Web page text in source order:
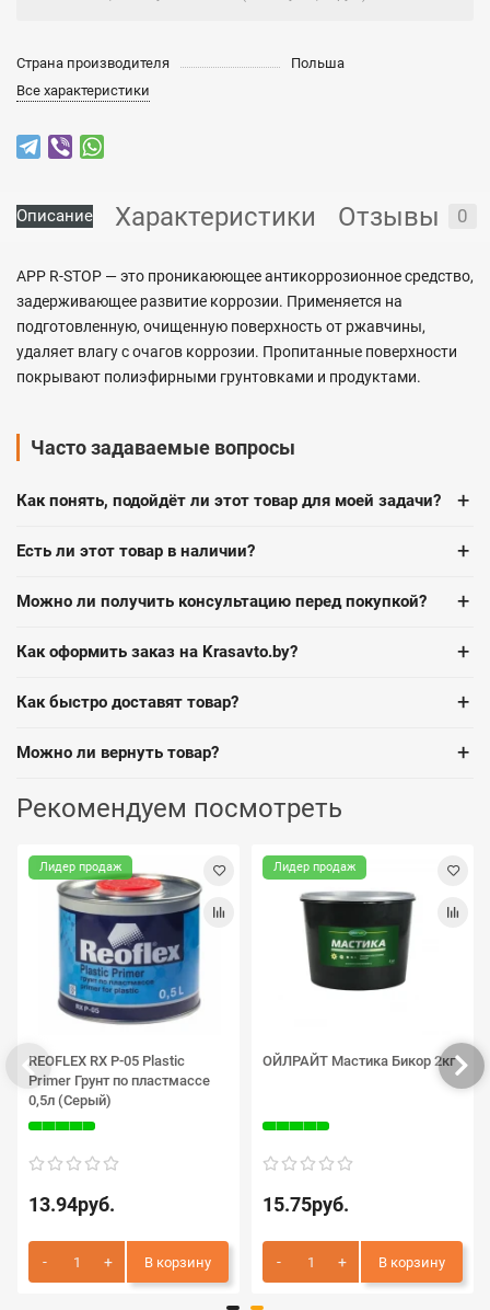
Страна производителя
Польша
Все характеристики
Описание Характеристики Отзывы 0
АРР R-STOP — это проникаюющее антикоррозионное средство,
задерживающее развитие коррозии. Применяется на
подготовленную, очищенную поверхность от ржавчины,
удаляет влагу с очагов коррозии. Пропитанные поверхности
покрывают полиэфирными грунтовками и продуктами.
Часто задаваемые вопросы
Как понять, подойдёт ли этот товар для моей задачи? +
Есть ли этот товар в наличии? +
Можно ли получить консультацию перед покупкой? +
Как оформить заказ на Krasavto.by? +
Как быстро доставят товар? +
Можно ли вернуть товар? +
Рекомендуем посмотреть
Лидер продаж
REOFLEX RX P-05 Plastic
Primer Грунт по пластмассе
0,5л (Серый)
13.94руб.
В корзину
Лидер продаж
ОЙЛРАЙТ Мастика Бикор 2кг
15.75руб.
В корзину